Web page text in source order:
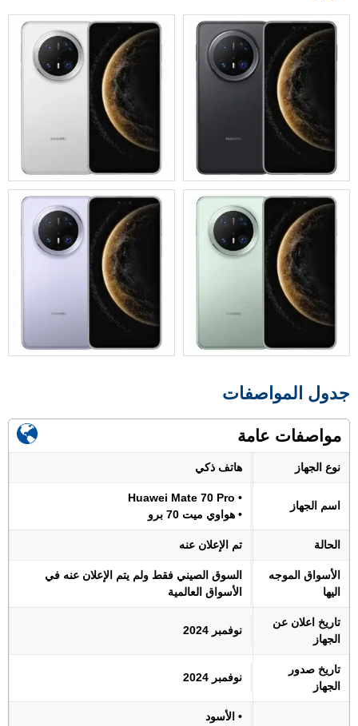
جدول المواصفات
مواصفات عامة
نوع الجهاز هاتف ذكي
اسم الجهاز
• Huawei Mate 70 Pro
• هواوي ميت 70 برو
الحالة تم الإعلان عنه
الأسواق الموجه
اليها
السوق الصيني فقط ولم يتم الإعلان عنه في
الأسواق العالمية
تاريخ اعلان عن
الجهاز
نوفمبر 2024
تاريخ صدور
الجهاز
نوفمبر 2024
• الأسود